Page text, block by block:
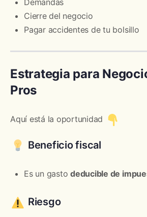
Cierre del negocio
Pagar accidentes de tu bolsillo
Estrategia para
Pros
Aquí está la oportunidad
Beneficio fiscal
Es un gastodeducible de
Riesgo